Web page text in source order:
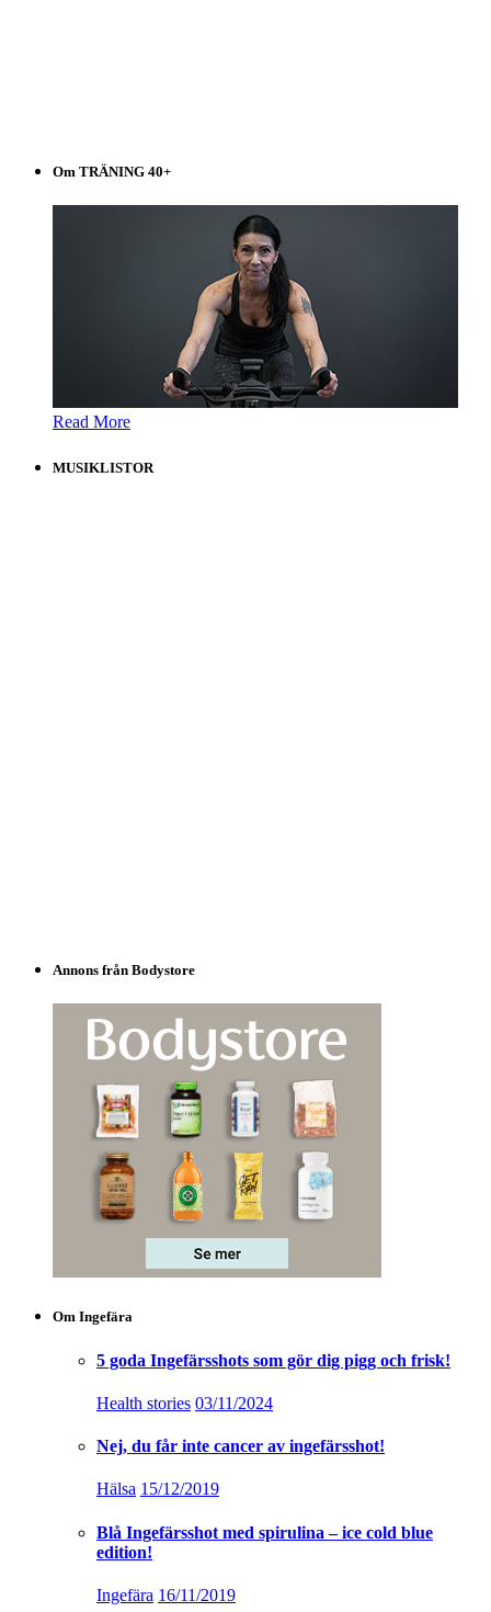
Om TRÄNING 40+
Read More
MUSIKLISTOR
Annons från Bodystore
Om Ingefära
5 goda Ingefärsshots som gör dig pigg och frisk!
Health stories 03/11/2024
Nej, du får inte cancer av ingefärsshot!
Hälsa 15/12/2019
Blå Ingefärsshot med spirulina – ice cold blue
edition!
Ingefära 16/11/2019